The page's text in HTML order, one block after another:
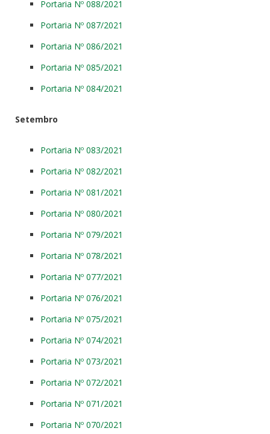
Portaria Nº 088/2021
Portaria Nº 087/2021
Portaria Nº 086/2021
Portaria Nº 085/2021
Portaria Nº 084/2021
Setembro
Portaria Nº 083/2021
Portaria Nº 082/2021
Portaria Nº 081/2021
Portaria Nº 080/2021
Portaria Nº 079/2021
Portaria Nº 078/2021
Portaria Nº 077/2021
Portaria Nº 076/2021
Portaria Nº 075/2021
Portaria Nº 074/2021
Portaria Nº 073/2021
Portaria Nº 072/2021
Portaria Nº 071/2021
Portaria Nº 070/2021